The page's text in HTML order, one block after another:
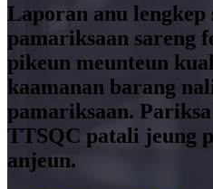
Laporan anu lengkep
pamariksaan sareng
pikeun meunteun
kaamanan barang
pamariksaan.
TTSQC patali jeung
anjeun.